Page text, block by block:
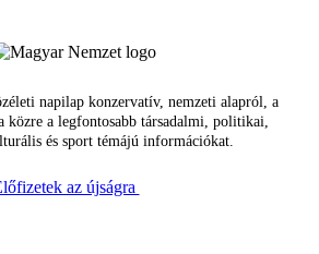
napilap konzervatív, nemzeti alapról, a
közre a legfontosabb társadalmi, politikai,
és sport témájú információkat.
az újságra